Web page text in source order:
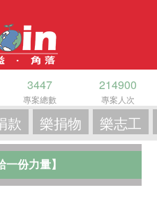
3447
專案總數
214900
專案人次
款 樂捐物 樂志工
一份力量】